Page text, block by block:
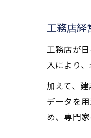
工務店経
工務店が
入により
加えて、
データを
め、専門